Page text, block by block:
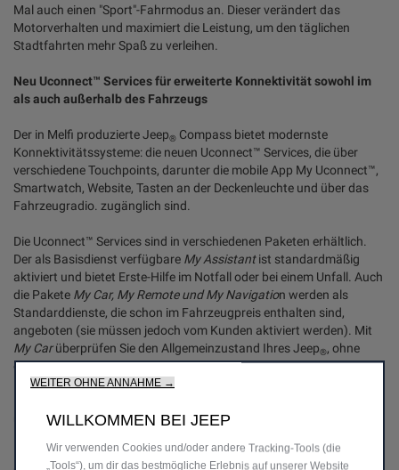
Mal auch einen "Sport"-Fahrmodus an. Dieser verändert das
Motorverhalten und maximiert die Leistung, um den täglichen
Stadtfahrten mehr Spaß zu verleihen.
Neu Uconnect™ Services für erweiterte Konnektivität sowohl im
als auch außerhalb des Fahrzeugs
Der in Melfi produzierte Jeep® Compass bietet modernste
Konnektivitätssysteme: die neuen Uconnect™ Services, die über
verschiedene Touchpoints, darunter die mobile App My Uconnect™,
Smartwatch, Website, Tasten an der Deckenleuchte und über das
Fahrzeugradio. zugänglich sind.
Die Uconnect™ Services sind in verschiedenen Paketen erhältlich.
Der als Basisdienst verfügbare My Assistantist standardmäßig
aktiviert und bietet Erste-Hilfe im Notfall oder bei einem Unfall. Auch
die Pakete My Car, My Remote und My Navigation werden als
Standarddienste, die schon im Fahrzeugpreis enthalten sind,
angeboten (sie müssen jedoch vom Kunden aktiviert werden). Mit
My Carüberprüfen Sie den Allgemeinzustand Ihres Jeep®, ohne
einen Blick unter die Motorhaube zu werfen.My Remotebietet die
Möglichkeit, einige Funktionen des Fahrzeugs fernzusteuern.
über Verkehr und Wetter. Schließlich sind die Pakete
WEITER OHNE ANNAHME →
WILLKOMMEN BEI JEEP
Wir verwenden Cookies und/oder andere Tracking‑Tools (die
„Tools“), um dir das bestmögliche Erlebnis auf unserer Website